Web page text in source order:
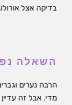
בדיקה אצל
השאלה
הרבה נערים
מדי. אבל זה